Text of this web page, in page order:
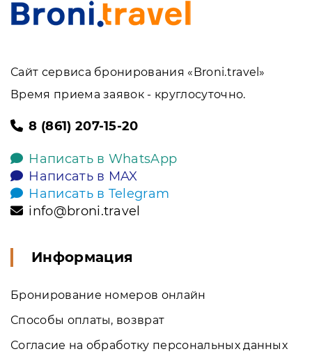
Сайт сервиса бронирования «Broni.travel»
Время приема заявок - круглосуточно.
8 (861) 207-15-20
Написать в WhatsApp
Написать в MAX
Написать в Telegram
info@broni.travel
Информация
Бронирование номеров онлайн
Способы оплаты, возврат
Согласие на обработку персональных данных